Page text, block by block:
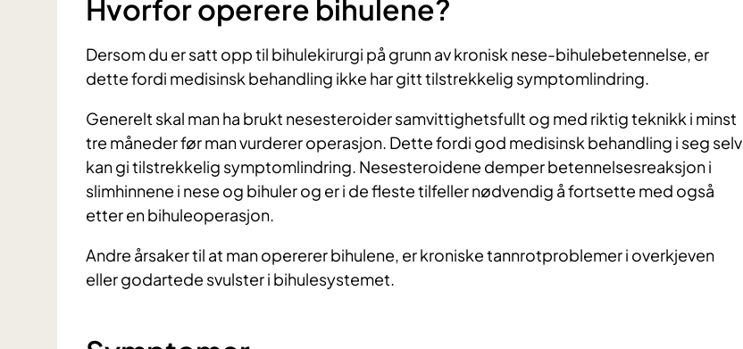
Hvorfor operere bihulene?
Dersom du er satt opp til bihulekirurgi på grunn av kronisk nese-bihulebetennelse, er
dette fordi medisinsk behandling ikke har gitt tilstrekkelig symptomlindring.
Generelt skal man ha brukt nesesteroider samvittighetsfullt og med riktig teknikk i minst
tre måneder før man vurderer operasjon. Dette fordi god medisinsk behandling i seg selv
kan gi tilstrekkelig symptomlindring. Nesesteroidene demper betennelsesreaksjon i
slimhinnene i nese og bihuler og er i de fleste tilfeller nødvendig å fortsette med også
etter en bihuleoperasjon.
Andre årsaker til at man opererer bihulene, er kroniske tannrotproblemer i overkjeven
eller godartede svulster i bihulesystemet.